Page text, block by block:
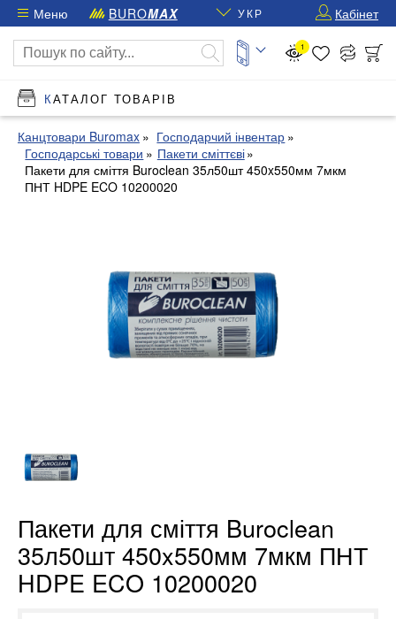
Меню BUROMAX УКР Кабінет
1
КАТАЛОГ ТОВАРІВ
Канцтовари Buromax
Господарчий інвентар
Господарські товари
Пакети сміттєві
Пакети для сміття Buroclean 35л50шт 450x550мм 7мкм
ПНТ HDPE ECO 10200020
Пакети для сміття Buroclean
35л50шт 450x550мм 7мкм ПНТ
HDPE ECO 10200020